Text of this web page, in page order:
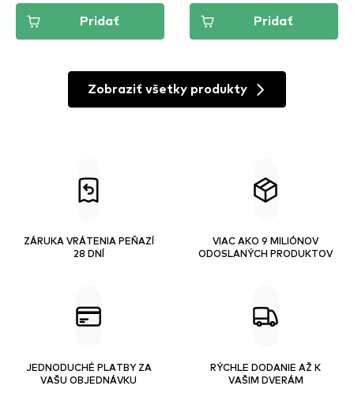
Pridať Pridať
Zobraziť všetky produkty
ZÁRUKA VRÁTENIA PEŇAZÍ
28 DNÍ
VIAC AKO 9 MILIÓNOV
ODOSLANÝCH PRODUKTOV
JEDNODUCHÉ PLATBY ZA
VAŠU OBJEDNÁVKU
RÝCHLE DODANIE AŽ K
VAŠIM DVERÁM